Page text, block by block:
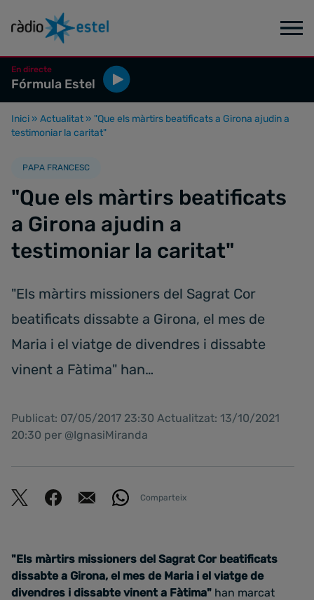
En directe
Fórmula Estel
Inici » Actualitat » "Que els màrtirs beatificats a Girona ajudin a
testimoniar la caritat"
PAPA FRANCESC
"Que els màrtirs beatificats
a Girona ajudin a
testimoniar la caritat"
"Els màrtirs missioners del Sagrat Cor
beatificats dissabte a Girona, el mes de
Maria i el viatge de divendres i dissabte
vinent a Fàtima" han…
Publicat: 07/05/2017 23:30 Actualitzat: 13/10/2021
20:30 per @IgnasiMiranda
Comparteix
"Els màrtirs missioners del Sagrat Cor beatificats
dissabte a Girona, el mes de Maria i el viatge de
divendres i dissabte vinent a Fàtima" han marcat